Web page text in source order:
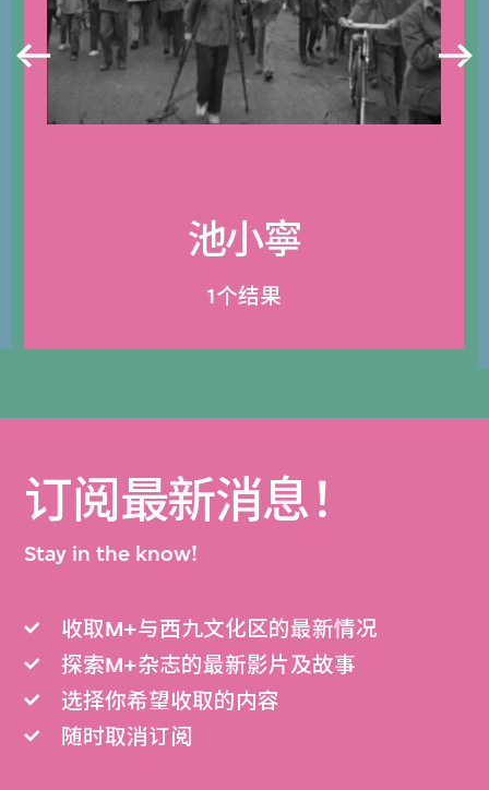
池小寧
1个结果
订阅最新消息！
Stay in the know!
收取M+与西九文化区的最新情况
探索M+杂志的最新影片及故事
选择你希望收取的内容
随时取消订阅